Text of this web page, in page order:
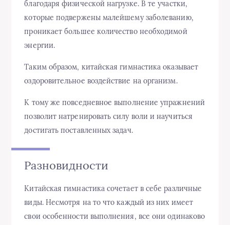
благодаря физической нагрузке. В те участки,
которые подвержены малейшему заболеванию,
проникает большее количество необходимой
энергии.
Таким образом, китайская гимнастика оказывает
оздоровительное воздействие на организм.
К тому же повседневное выполнение упражнений
позволит натренировать силу воли и научиться
достигать поставленных задач.
Разновидности
Китайская гимнастика сочетает в себе различные
виды. Несмотря на то что каждый из них имеет
свои особенности выполнения, все они одинаково